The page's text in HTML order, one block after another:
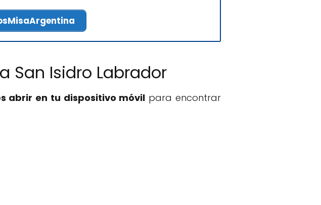
San Isidro Labrador
abrir en tu dispositivo móvil para encontrar